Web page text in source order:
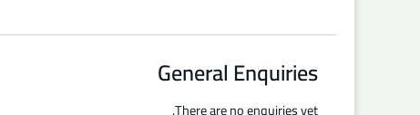
General Enquiries
There are no enquiries yet.